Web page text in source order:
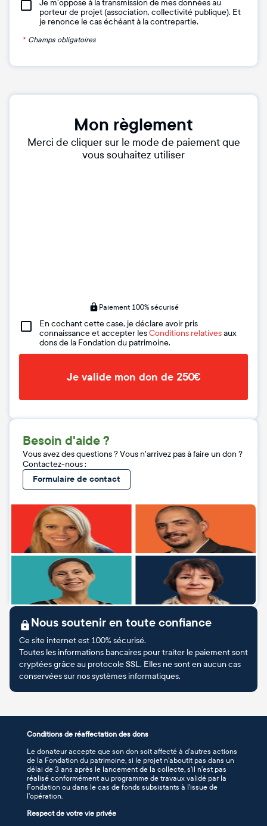
Je m'oppose à la transmission de mes données au
porteur de projet (association, collectivité publique). Et
je renonce le cas échéant à la contrepartie.
* Champs obligatoires
Mon règlement
Merci de cliquer sur le mode de paiement que
vous souhaitez utiliser
Paiement 100% sécurisé
En cochant cette case, je déclare avoir pris
connaissance et accepter lesConditions relativesaux
dons de la Fondation du patrimoine.
Je valide mon don de 250€
Besoin d'aide ?
Vous avez des questions ? Vous n'arrivez pas à faire un don ?
Contactez-nous :
Formulaire de contact
Nous soutenir en toute confiance
Ce site internet est 100% sécurisé.
Toutes les informations bancaires pour traiter le paiement sont
cryptées grâce au protocole SSL. Elles ne sont en aucun cas
conservées sur nos systèmes informatiques.
Conditions de réaffectation des dons
Le donateur accepte que son don soit affecté à d’autres actions
de la Fondation du patrimoine, si le projet n’aboutit pas dans un
délai de 3 ans après le lancement de la collecte, s’il n’est pas
réalisé conformément au programme de travaux validé par la
Fondation ou dans le cas de fonds subsistants à l’issue de
l’opération.
Respect de votre vie privée